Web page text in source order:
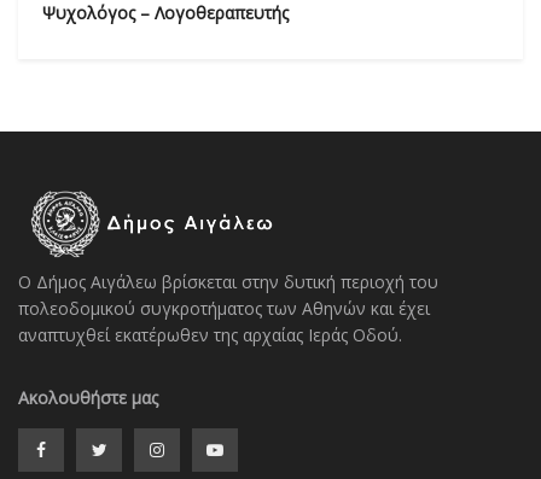
Ψυχολόγος – Λογοθεραπευτής
Ο Δήμος Αιγάλεω βρίσκεται στην δυτική περιοχή του
πολεοδομικού συγκροτήματος των Αθηνών και έχει
αναπτυχθεί εκατέρωθεν της αρχαίας Ιεράς Οδού.
Ακολουθήστε μας